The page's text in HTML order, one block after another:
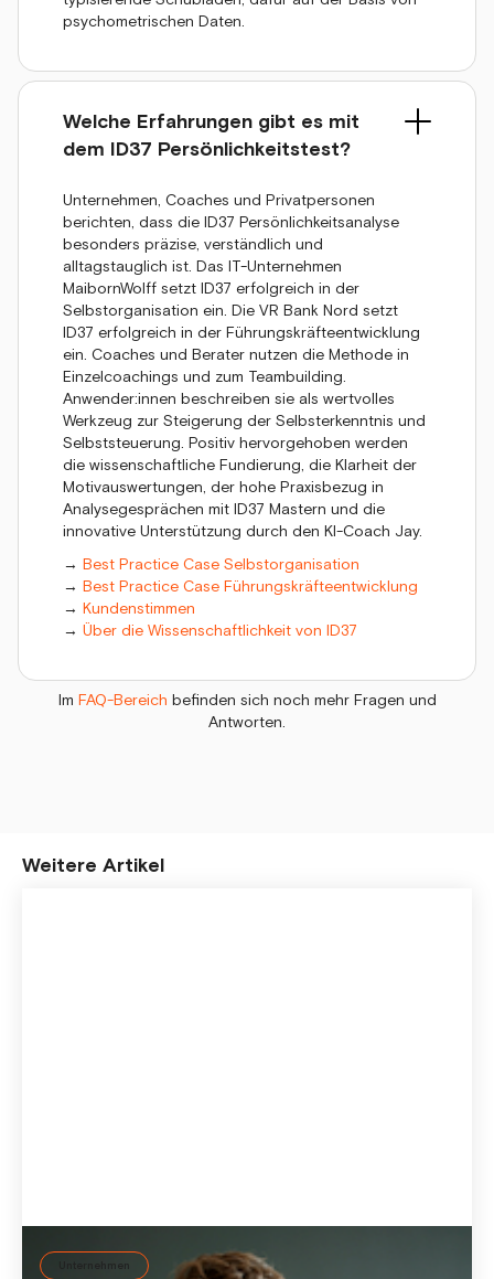
psychometrischen Daten.
Welche Erfahrungen gibt es mit
dem ID37 Persönlichkeitstest?
Unternehmen, Coaches und Privatpersonen
berichten, dass die ID37 Persönlichkeitsanalyse
besonders präzise, verständlich und
alltagstauglich ist. Das IT-Unternehmen
MaibornWolff setzt ID37 erfolgreich in der
Selbstorganisation ein. Die VR Bank Nord setzt
ID37 erfolgreich in der Führungskräfteentwicklung
ein. Coaches und Berater nutzen die Methode in
Einzelcoachings und zum Teambuilding.
Anwender:innen beschreiben sie als wertvolles
Werkzeug zur Steigerung der Selbsterkenntnis und
Selbststeuerung. Positiv hervorgehoben werden
die wissenschaftliche Fundierung, die Klarheit der
Motivauswertungen, der hohe Praxisbezug in
Analysegesprächen mit ID37 Mastern und die
innovative Unterstützung durch den KI-Coach Jay.
→ Best Practice Case Selbstorganisation
→ Best Practice Case Führungskräfteentwicklung
→ Kundenstimmen
→ Über die Wissenschaftlichkeit von ID37
Im FAQ-Bereich befinden sich noch mehr Fragen und
Antworten.
Weitere Artikel
Unternehmen